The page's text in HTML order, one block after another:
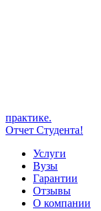
практике.
Отчет Студента!
Услуги
Вузы
Гарантии
Отзывы
О компании